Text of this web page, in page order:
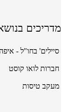
מדריכים
סיילים' בחו"ל -
חברות לואו קוסט
מעקב טיסות